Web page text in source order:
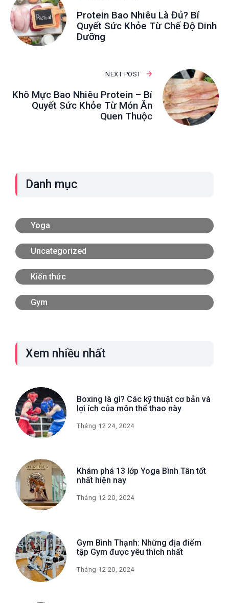
Protein Bao Nhiêu Là Đủ? Bí
Quyết Sức Khỏe Từ Chế Độ Dinh
Dưỡng
NEXT POST
Khô Mực Bao Nhiêu Protein – Bí
Quyết Sức Khỏe Từ Món Ăn
Quen Thuộc
Danh mục
Yoga
Uncategorized
Kiến thức
Gym
Xem nhiều nhất
Boxing là gì? Các kỹ thuật cơ bản và
lợi ích của môn thể thao này
Tháng 12 24, 2024
Khám phá 13 lớp Yoga Bình Tân tốt
nhất hiện nay
Tháng 12 20, 2024
Gym Bình Thạnh: Những địa điểm
tập Gym được yêu thích nhất
Tháng 12 20, 2024